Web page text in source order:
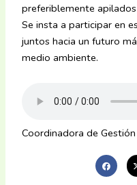
preferiblemente
Se insta a participar en
juntos hacia un futuro
medio ambiente.
Coordinadora de